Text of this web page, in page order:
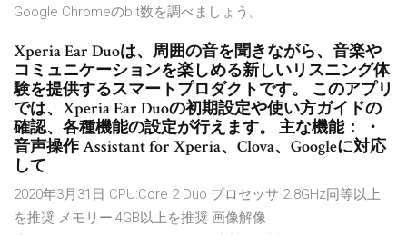
Google Chromeのbit数を調べましょう。
Xperia Ear Duoは、周囲の音を聞きながら、音楽や
コミュニケーションを楽しめる新しいリスニング体
験を提供するスマートプロダクトです。 このアプリ
では、Xperia Ear Duoの初期設定や使い方ガイドの
確認、各種機能の設定が行えます。 主な機能： ・
音声操作 Assistant for Xperia、Clova、Googleに対応
して
2020年3月31日 CPU:Core 2 Duo プロセッサ 2.8GHz同等以上
を推奨 メモリー:4GB以上を推奨 画像解像